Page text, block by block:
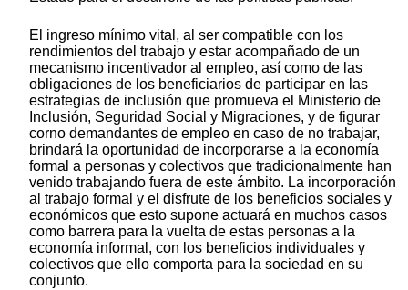
El ingreso mínimo vital, al ser compatible con los
rendimientos del trabajo y estar acompañado de un
mecanismo incentivador al empleo, así como de las
obligaciones de los beneficiarios de participar en las
estrategias de inclusión que promueva el Ministerio de
Inclusión, Seguridad Social y Migraciones, y de figurar
corno demandantes de empleo en caso de no trabajar,
brindará la oportunidad de incorporarse a la economía
formal a personas y colectivos que tradicionalmente han
venido trabajando fuera de este ámbito. La incorporación
al trabajo formal y el disfrute de los beneficios sociales y
económicos que esto supone actuará en muchos casos
como barrera para la vuelta de estas personas a la
economía informal, con los beneficios individuales y
colectivos que ello comporta para la sociedad en su
conjunto.